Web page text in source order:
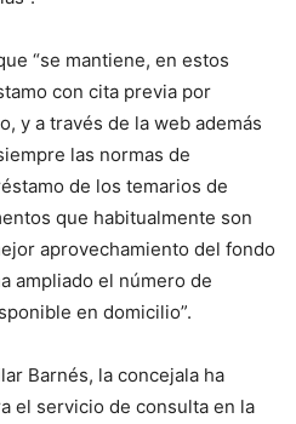
“se mantiene, en estos
con cita previa por
y a través de la web además
las normas de
de los temarios de
que habitualmente son
aprovechamiento del fondo
ampliado el número de
en domicilio”.
Barnés, la concejala ha
el servicio de consulta en la